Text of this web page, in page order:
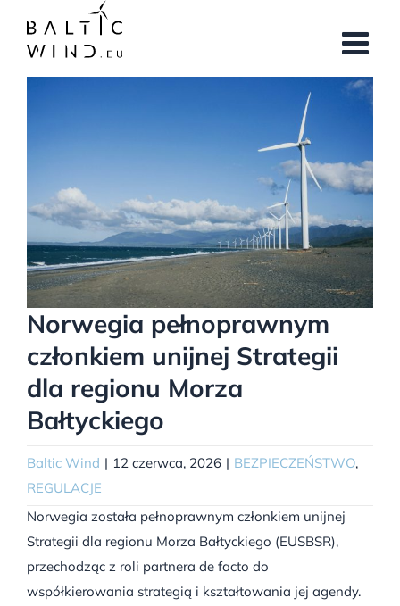
zawartości
Norwegia pełnoprawnym
członkiem unijnej Strategii
dla regionu Morza
Bałtyckiego
Baltic Wind | 12 czerwca, 2026 | BEZPIECZEŃSTWO,
REGULACJE
Norwegia została pełnoprawnym członkiem unijnej
Strategii dla regionu Morza Bałtyckiego (EUSBSR),
przechodząc z roli partnera de facto do
współkierowania strategią i kształtowania jej agendy.